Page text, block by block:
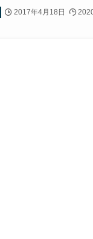
2017年4月18日